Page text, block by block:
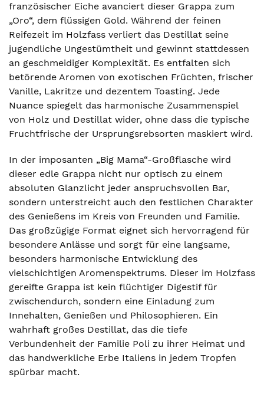
französischer Eiche avanciert dieser Grappa zum
„Oro“, dem flüssigen Gold. Während der feinen
Reifezeit im Holzfass verliert das Destillat seine
jugendliche Ungestümtheit und gewinnt stattdessen
an geschmeidiger Komplexität. Es entfalten sich
betörende Aromen von exotischen Früchten, frischer
Vanille, Lakritze und dezentem Toasting. Jede
Nuance spiegelt das harmonische Zusammenspiel
von Holz und Destillat wider, ohne dass die typische
Fruchtfrische der Ursprungsrebsorten maskiert wird.
In der imposanten „Big Mama“-Großflasche wird
dieser edle Grappa nicht nur optisch zu einem
absoluten Glanzlicht jeder anspruchsvollen Bar,
sondern unterstreicht auch den festlichen Charakter
des Genießens im Kreis von Freunden und Familie.
Das großzügige Format eignet sich hervorragend für
besondere Anlässe und sorgt für eine langsame,
besonders harmonische Entwicklung des
vielschichtigen Aromenspektrums. Dieser im Holzfass
gereifte Grappa ist kein flüchtiger Digestif für
zwischendurch, sondern eine Einladung zum
Innehalten, Genießen und Philosophieren. Ein
wahrhaft großes Destillat, das die tiefe
Verbundenheit der Familie Poli zu ihrer Heimat und
das handwerkliche Erbe Italiens in jedem Tropfen
spürbar macht.